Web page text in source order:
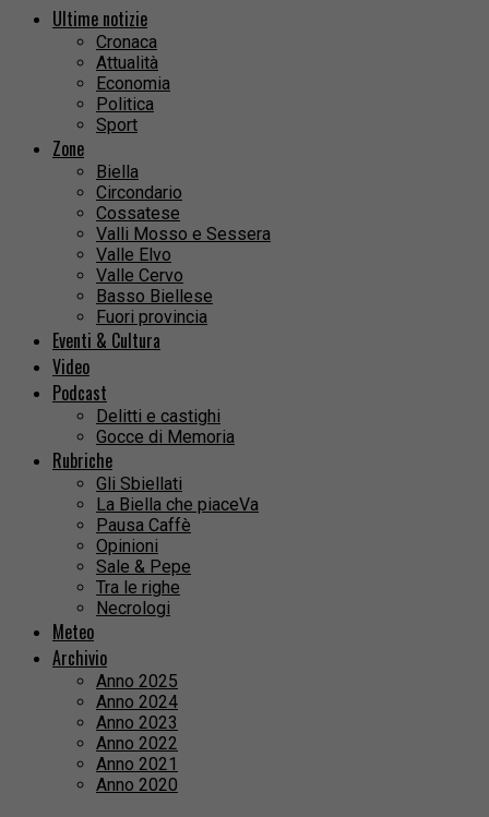
Ultime notizie
Cronaca
Attualità
Economia
Politica
Sport
Zone
Biella
Circondario
Cossatese
Valli Mosso e Sessera
Valle Elvo
Valle Cervo
Basso Biellese
Fuori provincia
Eventi & Cultura
Video
Podcast
Delitti e castighi
Gocce di Memoria
Rubriche
Gli Sbiellati
La Biella che piaceVa
Pausa Caffè
Opinioni
Sale & Pepe
Tra le righe
Necrologi
Meteo
Archivio
Anno 2025
Anno 2024
Anno 2023
Anno 2022
Anno 2021
Anno 2020